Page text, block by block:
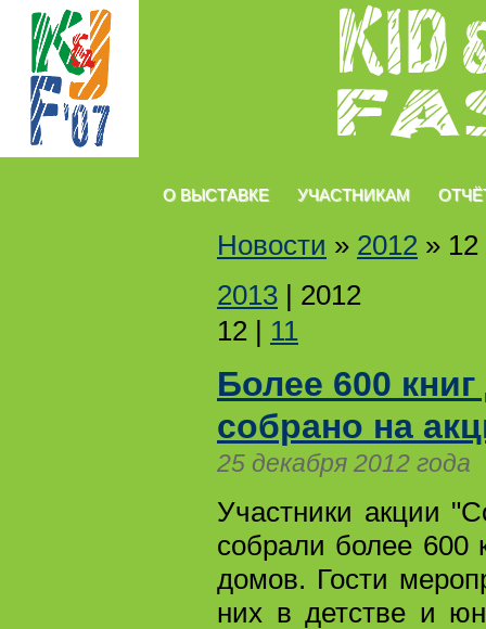
О ВЫСТАВКЕ УЧАСТНИКАМ
Новости » 2012 » 12
2013
2012
12
11
Более 600
собрано на
25 декабря 2012 года
Участники акции
собрали более 600
домов. Гости
них в детстве и